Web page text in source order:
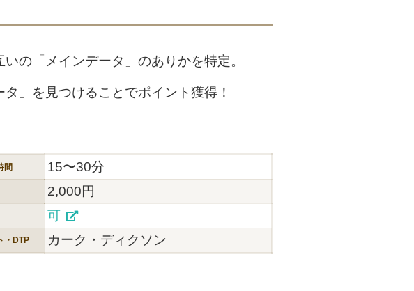
の「メインデータ」のありかを特定。
」を見つけることでポイント獲得！
間 15〜30分
2,000円
可
・DTP カーク・ディクソン